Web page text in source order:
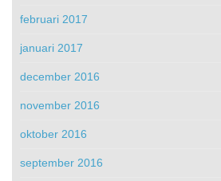
februari 2017
januari 2017
december 2016
november 2016
oktober 2016
september 2016